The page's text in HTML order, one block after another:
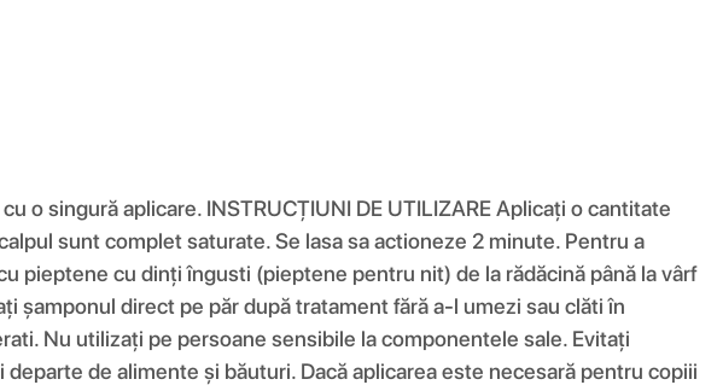
o singură aplicare. INSTRUCȚIUNI DE UTILIZARE Aplicați o cantitate
sunt complet saturate. Se lasa sa actioneze 2 minute. Pentru a
pieptene cu dinți îngusti (pieptene pentru nit) de la rădăcină până la vârf
șamponul direct pe păr după tratament fără a-l umezi sau clăti în
Nu utilizați pe persoane sensibile la componentele sale. Evitați
de alimente și băuturi. Dacă aplicarea este necesară pentru copiii